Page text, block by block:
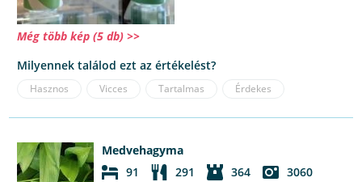
Még több kép (5 db) >>
Milyennek találod ezt az értékelést?
Hasznos Vicces Tartalmas Érdekes
Medvehagyma
91
291 364 3060